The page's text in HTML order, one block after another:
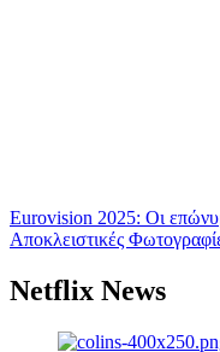
Eurovision 2025: Οι
Αποκλειστικές
Netflix News